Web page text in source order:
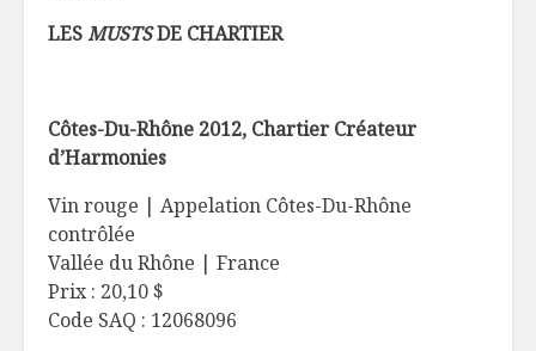
LESMUSTSDE CHARTIER
Côtes-Du-Rhône 2012, Chartier Créateur
d’Harmonies
Vin rouge | Appelation Côtes-Du-Rhône
contrôlée
Vallée du Rhône | France
Prix : 20,10 $
Code SAQ : 12068096